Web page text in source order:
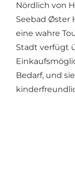
Nördlich von
Seebad Øster
eine wahre
Stadt verfügt
Bedarf, und